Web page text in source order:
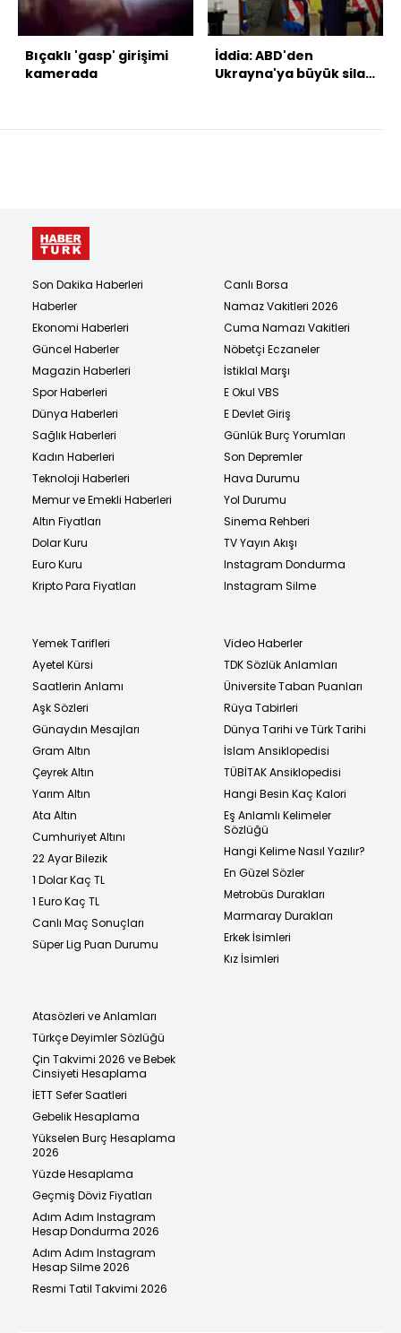
Bıçaklı 'gasp' girişimi
kamerada
İddia: ABD'den
Ukrayna'ya büyük silah
Son Dakika Haberleri
Haberler
Ekonomi Haberleri
Güncel Haberler
Magazin Haberleri
Spor Haberleri
Dünya Haberleri
Sağlık Haberleri
Kadın Haberleri
Teknoloji Haberleri
Memur ve Emekli Haberleri
Altın Fiyatları
Dolar Kuru
Euro Kuru
Kripto Para Fiyatları
Canlı Borsa
Namaz Vakitleri 2026
Cuma Namazı Vakitleri
Nöbetçi Eczaneler
İstiklal Marşı
E Okul VBS
E Devlet Giriş
Günlük Burç Yorumları
Son Depremler
Hava Durumu
Yol Durumu
Sinema Rehberi
TV Yayın Akışı
Instagram Dondurma
Instagram Silme
Yemek Tarifleri
Ayetel Kürsi
Saatlerin Anlamı
Aşk Sözleri
Günaydın Mesajları
Gram Altın
Çeyrek Altın
Yarım Altın
Ata Altın
Cumhuriyet Altını
22 Ayar Bilezik
1 Dolar Kaç TL
1 Euro Kaç TL
Canlı Maç Sonuçları
Süper Lig Puan Durumu
Video Haberler
TDK Sözlük Anlamları
Üniversite Taban Puanları
Rüya Tabirleri
Dünya Tarihi ve Türk Tarihi
İslam Ansiklopedisi
TÜBİTAK Ansiklopedisi
Hangi Besin Kaç Kalori
Eş Anlamlı Kelimeler
Sözlüğü
Hangi Kelime Nasıl Yazılır?
En Güzel Sözler
Metrobüs Durakları
Marmaray Durakları
Erkek İsimleri
Kız İsimleri
Atasözleri ve Anlamları
Türkçe Deyimler Sözlüğü
Çin Takvimi 2026 ve Bebek
Cinsiyeti Hesaplama
İETT Sefer Saatleri
Gebelik Hesaplama
Yükselen Burç Hesaplama
2026
Yüzde Hesaplama
Geçmiş Döviz Fiyatları
Adım Adım Instagram
Hesap Dondurma 2026
Adım Adım Instagram
Hesap Silme 2026
Resmi Tatil Takvimi 2026